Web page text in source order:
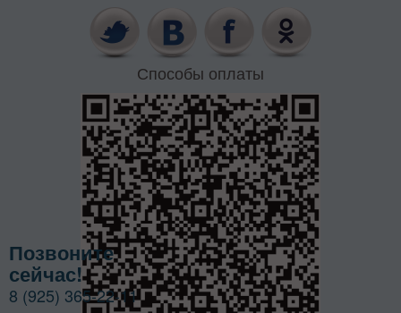
Способы оплаты
Позвоните
сейчас!
8 (925) 365-22-11